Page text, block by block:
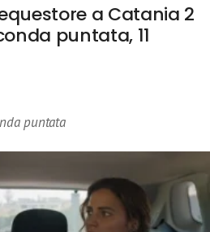
a Catania 2
puntata, 11
puntata